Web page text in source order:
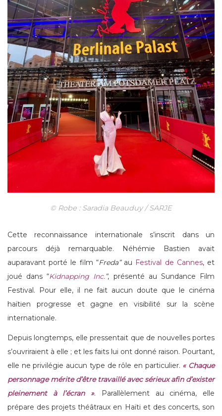
© Robe : Saradia Beauduy / SARJE
Cette reconnaissance internationale s’inscrit dans un
parcours déjà remarquable. Néhémie Bastien avait
auparavant porté le film “Freda”au Festival de Cannes, et
joué dans “Kidnapping Inc.”, présenté au Sundance Film
Festival. Pour elle, il ne fait aucun doute que le cinéma
haïtien progresse et gagne en visibilité sur la scène
internationale.
Depuis longtemps, elle pressentait que de nouvelles portes
s’ouvriraient à elle ; et les faits lui ont donné raison. Pourtant,
elle ne privilégie aucun type de rôle en particulier. « Chaque
personnage mérite d’être travaillé avec sérieux afin d’exister
pleinement à l’écran ». Parallèlement au cinéma, elle
prépare des projets théâtraux en Haïti et des concerts, son